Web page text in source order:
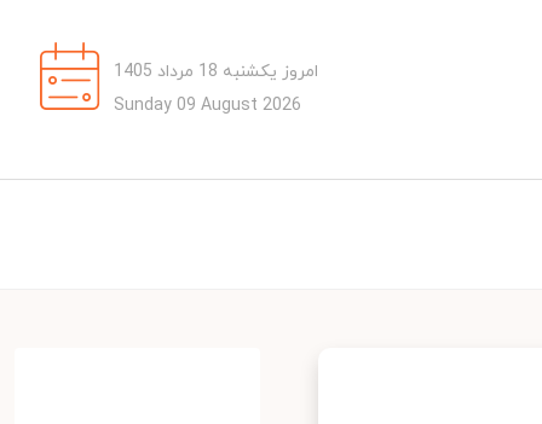
امروز یکشنبه 18 مرداد 1405
Sunday 09 August 2026